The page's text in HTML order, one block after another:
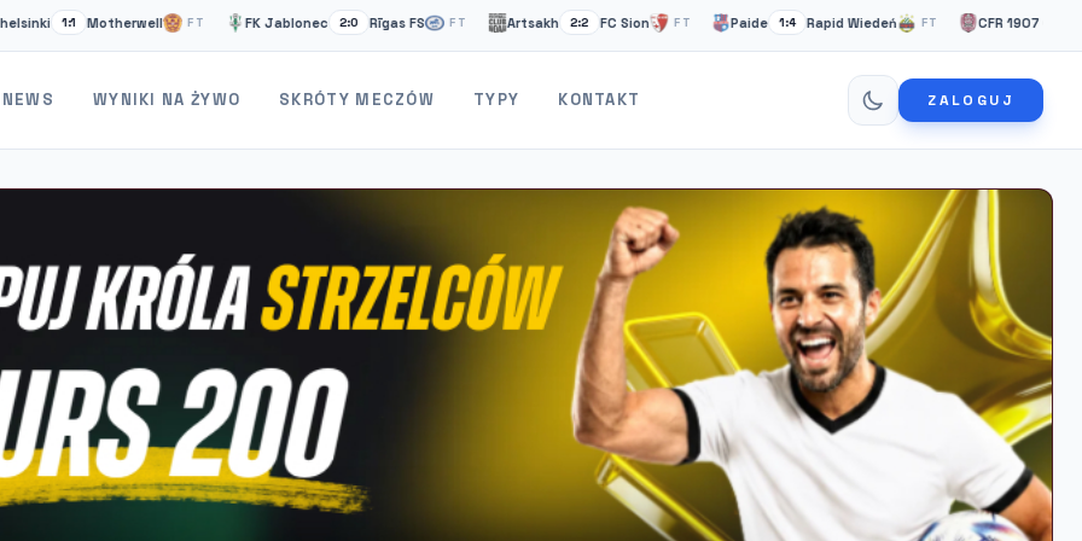
Motherwell FT FK Jablonec 2:0 Rīgas FS FT Artsakh 2:2 FC Sion FT Paide 1:4 Rapid Wiedeń FT CFR 1907 Cluj 0:5 Tromso
NEWS WYNIKI NA ŻYWO SKRÓTY MECZÓW TYPY KONTAKT ZALOGUJ